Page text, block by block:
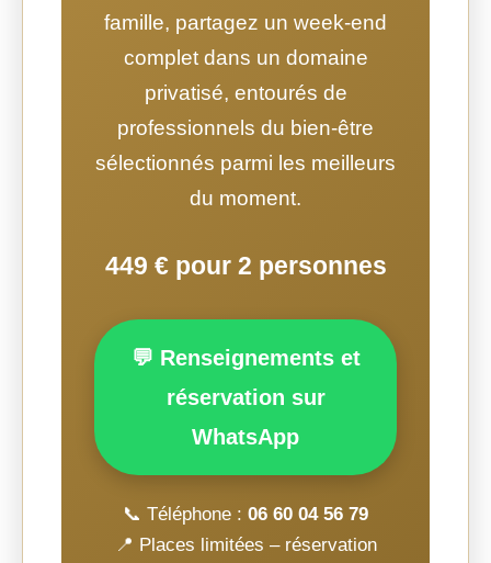
famille, partagez un week-end
complet dans un domaine
privatisé, entourés de
professionnels du bien-être
sélectionnés parmi les meilleurs
du moment.
449 € pour 2 personnes
💬 Renseignements et
réservation sur
WhatsApp
📞 Téléphone : 06 60 04 56 79
📍 Places limitées – réservation